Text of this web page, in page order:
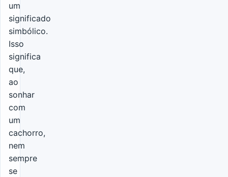
um
significado
simbólico.
Isso
significa
que,
ao
sonhar
com
um
cachorro,
nem
sempre
se